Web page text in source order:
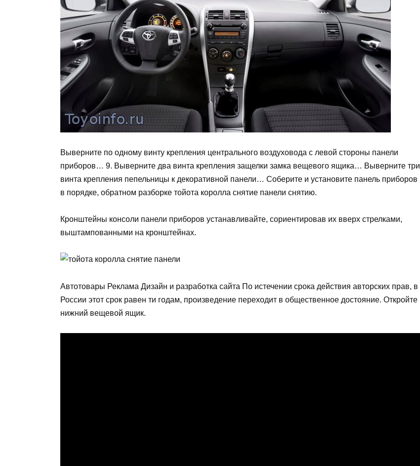
Выверните по одному винту крепления центрального воздуховода с левой стороны панели
приборов… 9. Выверните два винта крепления защелки замка вещевого ящика… Выверните три
винта крепления пепельницы к декоративной панели… Соберите и установите панель приборов
в порядке, обратном разборке тойота королла снятие панели снятию.
Кронштейны консоли панели приборов устанавливайте, сориентировав их вверх стрелками,
выштампованными на кронштейнах.
Автотовары Реклама Дизайн и разработка сайта По истечении срока действия авторских прав, в
России этот срок равен ти годам, произведение переходит в общественное достояние. Откройте
нижний вещевой ящик.